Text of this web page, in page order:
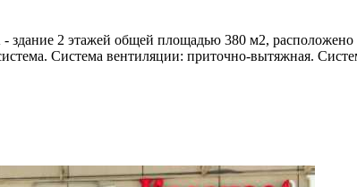
здание 2 этажей общей площадью 380 м2,
Система вентиляции: приточно-вытяжная.